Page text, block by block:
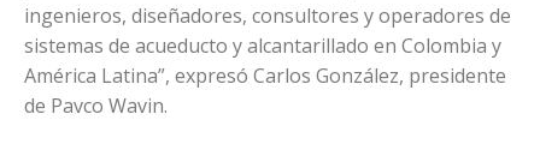
ingenieros, diseñadores, consultores y operadores de
sistemas de acueducto y alcantarillado en Colombia y
América Latina”, expresó Carlos González, presidente
de Pavco Wavin.